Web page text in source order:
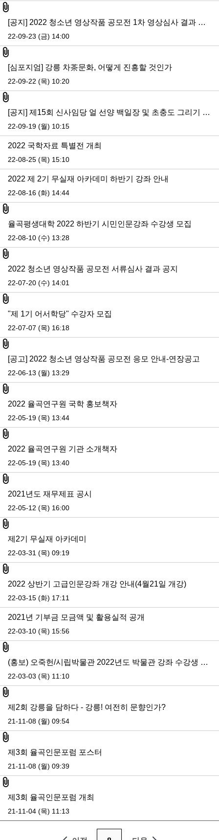
첨부파일
[공지] 2022 청소년 영상작품 공모전 1차 영상심사 결과 발표
22-09-23 (금) 14:00
첨부파일
[심포지엄] 강릉 차茶문화, 어떻게 진흥할 것인가
22-09-22 (목) 10:20
첨부파일
[공지] 제15회 신사임당 얼 선양 백일장 및 초충도 그리기 대회 참가 신청 안내
22-09-19 (월) 10:15
2022 국학자료 특별전 개최
22-08-25 (목) 15:10
2022 제 2기 무실재 아카데미 하반기 강좌 안내
22-08-16 (화) 14:44
첨부파일
율곡평생대학 2022 하반기 시민인문강좌 수강생 모집
22-08-10 (수) 13:28
첨부파일
2022 청소년 영상작품 공모전 서류심사 결과 공지
22-07-20 (수) 14:01
첨부파일
"제 1기 어서학당" 수강자 모집
22-07-07 (목) 16:18
첨부파일
[공고] 2022 청소년 영상작품 공모전 응모 안내-연장공고
22-06-13 (월) 13:29
첨부파일
2022 율곡연구원 국학 홍보책자
22-05-19 (목) 13:44
첨부파일
2022 율곡연구원 기관 소개책자
22-05-19 (목) 13:40
첨부파일
2021년도 재무제표 공시
22-05-12 (목) 16:00
첨부파일
제2기 무실재 아카데미
22-03-31 (목) 09:19
첨부파일
2022 상반기 고급인문강좌 개강 안내(4월21일 개강)
22-03-15 (화) 17:11
2021년 기부금 모금액 및 활용실적 공개
22-03-10 (목) 15:56
첨부파일
(홍보) 오죽헌/시립박물관 2022년도 박물관 강좌 수강생 모집 안내
22-03-03 (목) 11:10
첨부파일
제2회 강릉을 담하다 - 강릉! 여전히 문향인가?
21-11-08 (월) 09:54
첨부파일
제3회 율곡인문포럼 포스터
21-11-08 (월) 09:39
첨부파일
제3회 율곡인문포럼 개최
21-11-04 (목) 11:13